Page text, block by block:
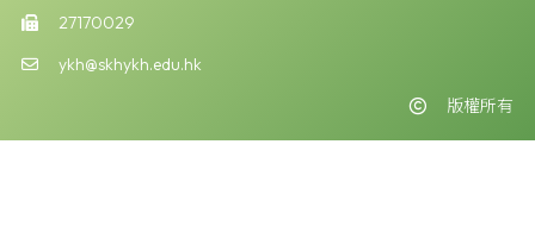
27170029
ykh@skhykh.edu.hk
版權所有